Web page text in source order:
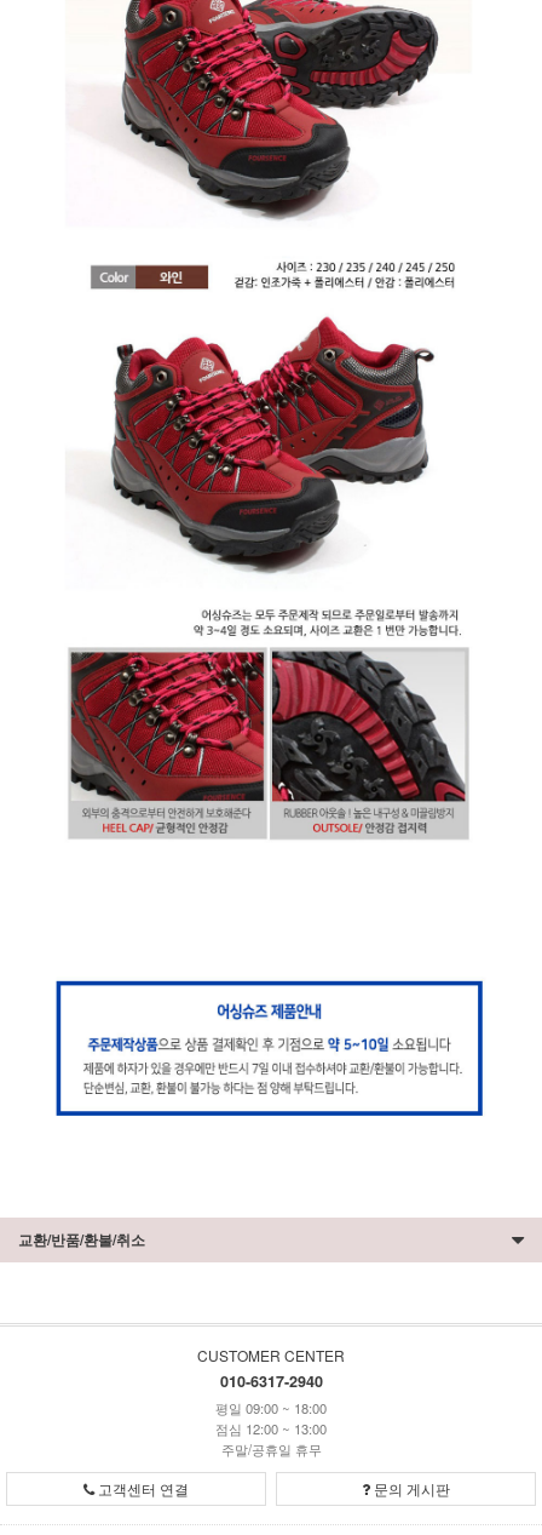
교환/반품/환불/취소
CUSTOMER CENTER
010-6317-2940
평일 09:00 ~ 18:00
점심 12:00 ~ 13:00
주말/공휴일 휴무
고객센터 연결 문의 게시판